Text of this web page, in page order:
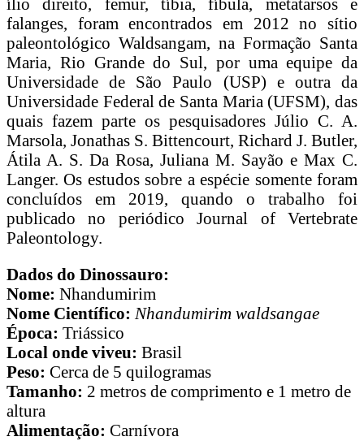
ílio direito, femur, tíbia, fíbula, metatarsos e
falanges, foram encontrados em 2012 no sítio
paleontológico Waldsangam, na Formação Santa
Maria, Rio Grande do Sul, por uma equipe da
Universidade de São Paulo (USP) e outra da
Universidade Federal de Santa Maria (UFSM), das
quais fazem parte os pesquisadores Júlio C. A.
Marsola, Jonathas S. Bittencourt, Richard J. Butler,
Átila A. S. Da Rosa, Juliana M. Sayão e Max C.
Langer. Os estudos sobre a espécie somente foram
concluídos em 2019, quando o trabalho foi
publicado no periódico Journal of Vertebrate
Paleontology.
Dados do Dinossauro:
Nome: Nhandumirim
Nome Científico: Nhandumirim waldsangae
Época: Triássico
Local onde viveu: Brasil
Peso: Cerca de 5 quilogramas
Tamanho: 2 metros de comprimento e 1 metro de
altura
Alimentação: Carnívora